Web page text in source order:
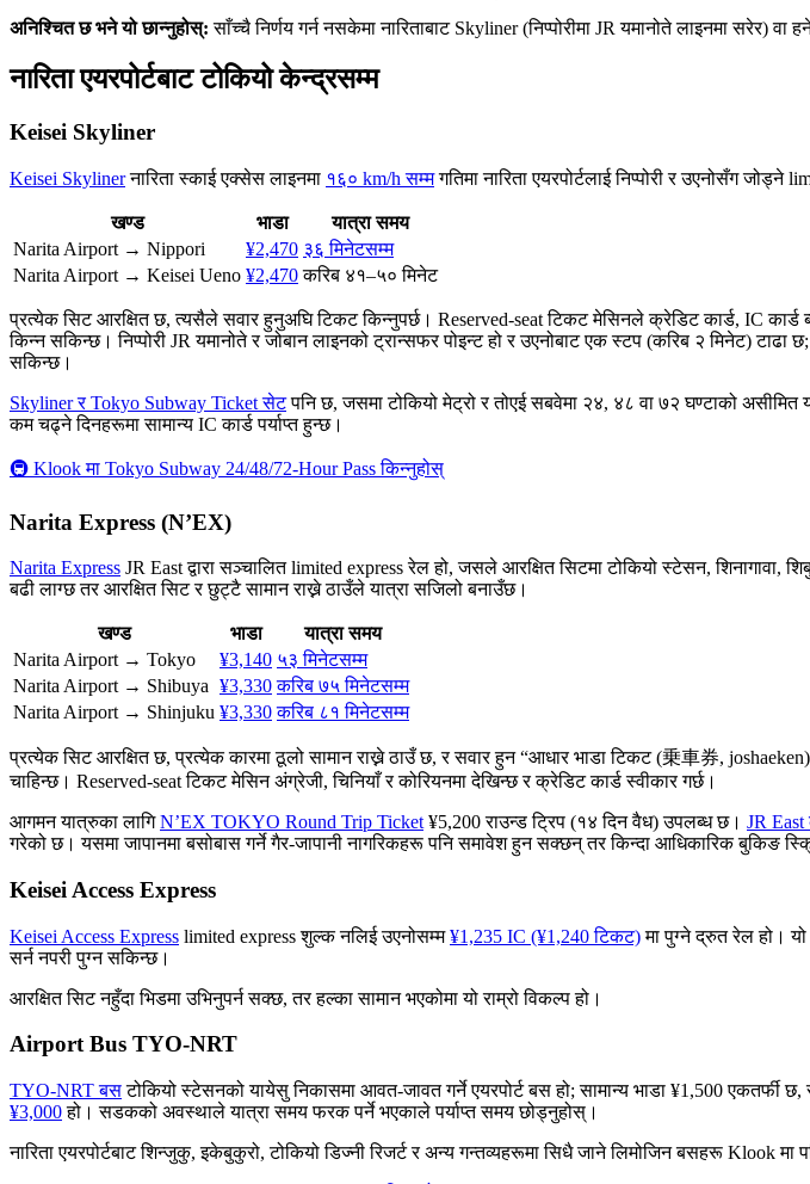
अनिश्चित छ भने यो छान्नुहोस्: साँच्चै निर्णय गर्न नसकेमा नारिताबाट Skyliner (निप्पोरीमा JR यमानोते लाइनमा सरेर)
नारिता एयरपोर्टबाट टोकियो केन्द्रसम्म
Keisei Skyliner
Keisei Skylinerनारिता स्काई एक्सेस लाइनमा १६० km/h सम्मगतिमा नारिता एयरपोर्टलाई निप्पोरी र उएनोसँग जोड्ने
खण्ड भाडा
यात्रा समय
Narita Airport → Nippori
¥2,470 ३६ मिनेटसम्म
Narita Airport → Keisei Ueno ¥2,470 करिब ४१–५० मिनेट
प्रत्येक सिट आरक्षित छ, त्यसैले सवार हुनुअघि टिकट किन्नुपर्छ। Reserved-seat टिकट मेसिनले क्रेडिट कार्ड, IC कार्ड
किन्न सकिन्छ। निप्पोरी JR यमानोते र जोबान लाइनको ट्रान्सफर पोइन्ट हो र उएनोबाट एक स्टप (करिब २ मिनेट)
सकिन्छ।
Skyliner र Tokyo Subway Ticket सेटपनि छ, जसमा टोकियो मेट्रो र तोएई सबवेमा २४, ४८ वा ७२ घण्टाको असीमित
कम चढ्ने दिनहरूमा सामान्य IC कार्ड पर्याप्त हुन्छ।
🚇 Klook मा Tokyo Subway 24/48/72-Hour Pass किन्नुहोस्
Narita Express (N’EX)
Narita Express JR East द्वारा सञ्चालित limited express रेल हो, जसले आरक्षित सिटमा टोकियो स्टेसन, शिनागावा,
बढी लाग्छ तर आरक्षित सिट र छुट्टै सामान राख्ने ठाउँले यात्रा सजिलो बनाउँछ।
खण्ड भाडा
यात्रा समय
Narita Airport → Tokyo
¥3,140 ५३ मिनेटसम्म
Narita Airport → Shibuya ¥3,330 करिब ७५ मिनेटसम्म
Narita Airport → Shinjuku ¥3,330 करिब ८१ मिनेटसम्म
प्रत्येक सिट आरक्षित छ, प्रत्येक कारमा ठूलो सामान राख्ने ठाउँ छ, र सवार हुन “आधार भाडा टिकट (乗車券,
चाहिन्छ। Reserved-seat टिकट मेसिन अंग्रेजी, चिनियाँ र कोरियनमा देखिन्छ र क्रेडिट कार्ड स्वीकार गर्छ।
आगमन यात्रुका लागिN’EX TOKYO Round Trip Ticket ¥5,200 राउन्ड ट्रिप (१४ दिन वैध) उपलब्ध छ। JR
गरेको छ। यसमा जापानमा बसोबास गर्ने गैर-जापानी नागरिकहरू पनि समावेश हुन सक्छन् तर किन्दा आधिकारिक बुकिङ
Keisei Access Express
Keisei Access Express limited express शुल्क नलिई उएनोसम्म¥1,235 IC (¥1,240 टिकट)मा पुग्ने द्रुत रेल हो।
सर्न नपरी पुग्न सकिन्छ।
आरक्षित सिट नहुँदा भिडमा उभिनुपर्न सक्छ, तर हल्का सामान भएकोमा यो राम्रो विकल्प हो।
Airport Bus TYO-NRT
TYO-NRT बसटोकियो स्टेसनको यायेसु निकासमा आवत-जावत गर्ने एयरपोर्ट बस हो; सामान्य भाडा ¥1,500 एकतर्फी छ,
¥3,000हो। सडकको अवस्थाले यात्रा समय फरक पर्ने भएकाले पर्याप्त समय छोड्नुहोस्।
नारिता एयरपोर्टबाट शिन्जुकु, इकेबुकुरो, टोकियो डिज्नी रिजर्ट र अन्य गन्तव्यहरूमा सिधै जाने लिमोजिन बसहरू